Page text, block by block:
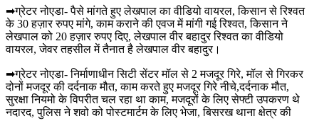
➡ग्रेटर नोएडा- पैसे मांगते हुए लेखपाल का वीडियो वायरल, किसान से रिश्वत
के 30 हज़ार रुपए मांगे, काम कराने की एवज में मांगी गई रिश्वत, किसान ने
लेखपाल को 20 हज़ार रुपए दिए, लेखपाल वीर बहादुर रिश्वत का वीडियो
वायरल, जेवर तहसील में तैनात है लेखपाल वीर बहादुर।
➡ग्रेटर नोएडा- निर्माणाधीन सिटी सेंटर मॉल से 2 मजदूर गिरे, मॉल से गिरकर
दोनों मजदूर की दर्दनाक मौत, काम करते हुए मजदूर गिरे नीचे,दर्दनाक मौत,
सुरक्षा नियमो के विपरीत चल रहा था काम, मजदूरों के लिए सेफ्टी उपकरण थे
नदारद, पुलिस ने शवो को पोस्टमार्टम के लिए भेजा, बिसरख थाना क्षेत्र की